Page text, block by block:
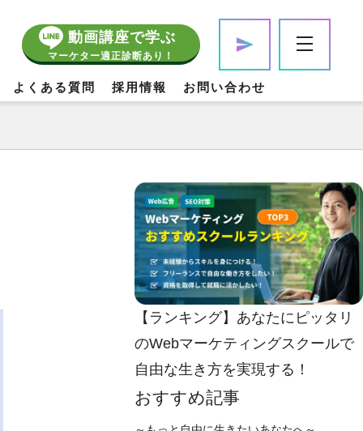
動画講座で学ぶ
マーケター適正診断あり！
よくある質問 採用情報 お問い合わせ
【ランキング】あなたにピッタリ
のWebマーケティングスクールで
自由な生き方を実現する！
おすすめ記事